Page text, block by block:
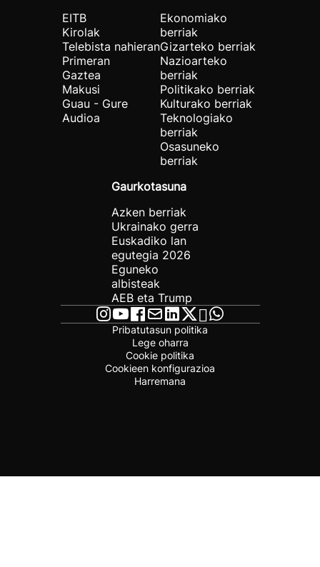
EITB
Kirolak
Telebista nahieran
Primeran
Gaztea
Makusi
Guau - Gure
Audioa
Ekonomiako
berriak
Gizarteko berriak
Nazioarteko
berriak
Politikako berriak
Kulturako berriak
Teknologiako
berriak
Osasuneko
berriak
Gaurkotasuna
Azken berriak
Ukrainako gerra
Euskadiko lan
egutegia 2026
Eguneko
albisteak
AEB eta Trump
Pribatutasun politika
Lege oharra
Cookie politika
Cookieen konfigurazioa
Harremana